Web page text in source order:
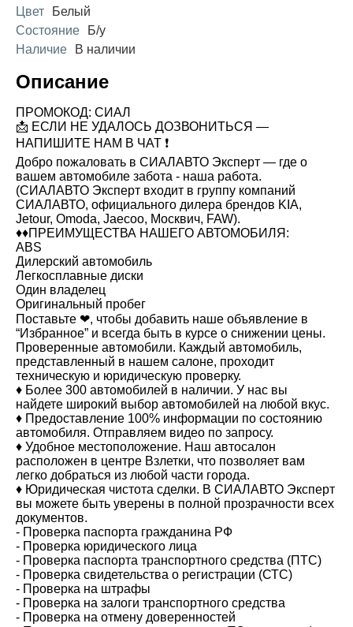
Цвет
Белый
Состояние
Б/у
Наличие
В наличии
Описание
ПРОМОКОД: СИАЛ
📩 ЕСЛИ НЕ УДАЛОСЬ ДОЗВОНИТЬСЯ —
НАПИШИТЕ НАМ В ЧАТ ❗
Добро пожаловать в СИАЛАВТО Эксперт — где о
вашем автомобиле забота - наша работа.
(СИАЛАВТО Эксперт входит в группу компаний
СИАЛАВТО, официального дилера брендов KIA,
Jetour, Omoda, Jaecoo, Москвич, FAW).
♦️♦️ПРЕИМУЩЕСТВА НАШЕГО АВТОМОБИЛЯ:
ABS
Дилерский автомобиль
Легкосплавные диски
Один владелец
Оригинальный пробег
Поставьте ❤, чтобы добавить наше объявление в
“Избранное” и всегда быть в курсе о снижении цены.
Проверенные автомобили. Каждый автомобиль,
представленный в нашем салоне, проходит
техническую и юридическую проверку.
♦️ ⁠Более 300 автомобилей в наличии. У нас вы
найдете широкий выбор автомобилей на любой вкус.
♦️ Предоставление 100% информации по состоянию
автомобиля. Отправляем видео по запросу.
♦️ ⁠Удобное местоположение. Наш автосалон
расположен в центре Взлетки, что позволяет вам
легко добраться из любой части города.
♦️ Юридическая чистота сделки. В СИАЛАВТО Эксперт
вы можете быть уверены в полной прозрачности всех
документов.
- Проверка паспорта гражданина РФ
- Проверка юридического лица
- Проверка паспорта транспортного средства (ПТС)
- Проверка свидетельства о регистрации (СТС)
- Проверка на штрафы
- Проверка на залоги транспортного средства
- Проверка на отмену доверенностей